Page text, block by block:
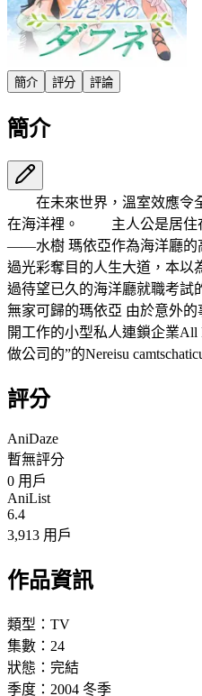
簡介 評分 評論
簡介
在未來世界，溫室效應令
在海洋裡。 主人公是居住
——水樹 瑪依亞作為海洋廳的
過光彩奪目的人生大道，本以
過待望已久的海洋廳就職
無家可歸的瑪依亞 由於意外
開工作的小型私人連鎖企業All
做公司的”的Nereisu
評分
AniDaze
暫無評分
0 用戶
AniList
6.4
3,913 用戶
作品資訊
類型： TV
集數： 24
狀態： 完結
季度： 2004 冬季